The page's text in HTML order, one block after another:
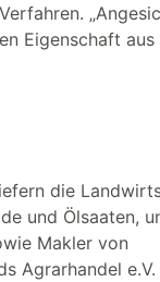
Eigenschaft aus
die
und Ölsaaten,
Makler von
Agrarhandel e.V.